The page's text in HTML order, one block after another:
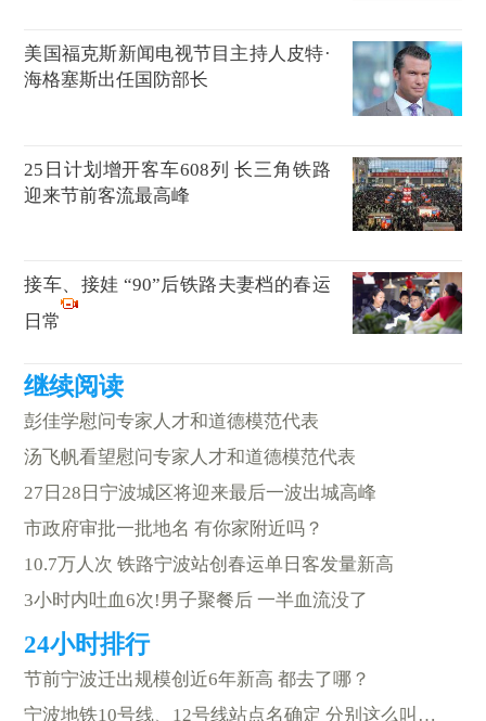
美国福克斯新闻电视节目主持人皮特·
海格塞斯出任国防部长
25日计划增开客车608列 长三角铁路
迎来节前客流最高峰
接车、接娃 “90”后铁路夫妻档的春运
日常
彭佳学慰问专家人才和道德模范代表
汤飞帆看望慰问专家人才和道德模范代表
27日28日宁波城区将迎来最后一波出城高峰
市政府审批一批地名 有你家附近吗？
10.7万人次 铁路宁波站创春运单日客发量新高
3小时内吐血6次!男子聚餐后 一半血流没了
节前宁波迁出规模创近6年新高 都去了哪？
宁波地铁10号线、12号线站点名确定 分别这么叫…